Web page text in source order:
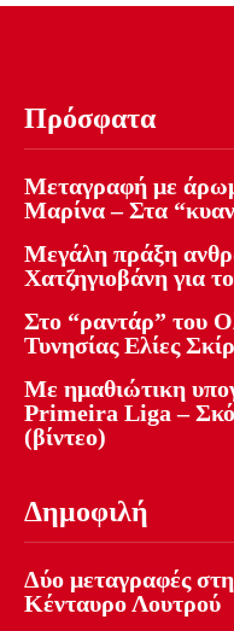
Πρόσφατα
Μεταγραφή με
Μαρίνα – Στα
Μεγάλη πράξη
Χατζηγιοβάνη για
Στο “ραντάρ” του
Τυνησίας Ελίες
Με ημαθιώτικη
Primeira Liga –
(βίντεο)
Δημοφιλή
Δύο μεταγραφές
Κένταυρο Λουτρού